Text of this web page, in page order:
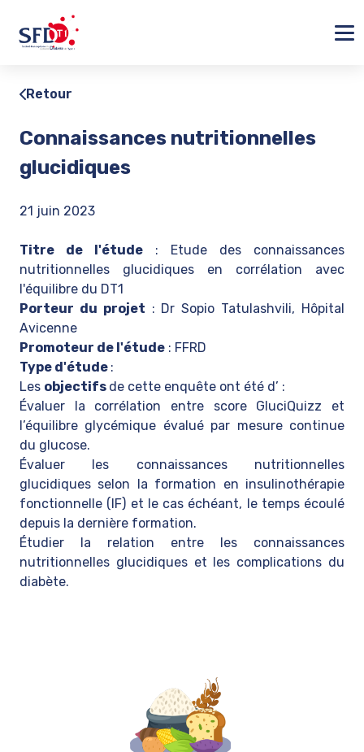
Retour
Connaissances nutritionnelles
glucidiques
21 juin 2023
Titre de l'étude : Etude des connaissances
nutritionnelles glucidiques en corrélation avec
l'équilibre du DT1
Porteur du projet : Dr Sopio Tatulashvili, Hôpital
Avicenne
Promoteur de l'étude : FFRD
Type d'étude :
Les objectifs de cette enquête ont été d’ :
Évaluer la corrélation entre score GluciQuizz et
l’équilibre glycémique évalué par mesure continue
du glucose.
Évaluer les connaissances nutritionnelles
glucidiques selon la formation en insulinothérapie
fonctionnelle (IF) et le cas échéant, le temps écoulé
depuis la dernière formation.
Étudier la relation entre les connaissances
nutritionnelles glucidiques et les complications du
diabète.